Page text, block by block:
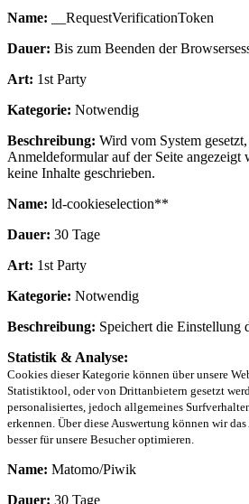
Name: __RequestVerificationToken
Dauer: Bis zum Beenden der
Art: 1st Party
Kategorie: Notwendig
Beschreibung: Wird vom System
Anmeldeformular auf der Seite angezeigt
keine Inhalte geschrieben.
Name: ld-cookieselection**
Dauer: 30 Tage
Art: 1st Party
Kategorie: Notwendig
Beschreibung: Speichert die Einstellung
Statistik & Analyse:
Cookies dieser Kategorie können über unsere
Statistiktool, oder von Drittanbietern gesetzt
personalisiertes, jedoch allgemeines
erkennen. Über diese Auswertung können wir
besser für unsere Besucher optimieren.
Name: Matomo/Piwik
Dauer: 30 Tage